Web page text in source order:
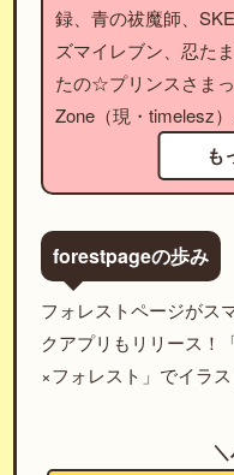
録、青の祓魔師、
ズマイレブン、忍た
たの☆プリンスさま
Zone（現・timelesz
も
forestpageの歩み
フォレストページがス
クアプリもリリース！
×フォレスト」でイラ